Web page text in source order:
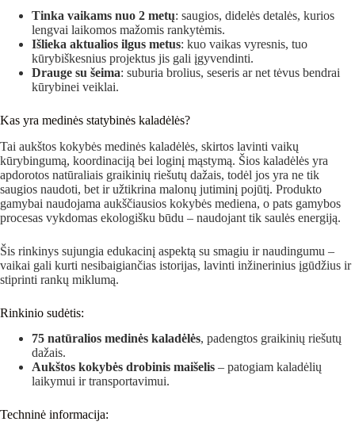
Tinka vaikams nuo 2 metų: saugios, didelės detalės, kurios
lengvai laikomos mažomis rankytėmis.
Išlieka aktualios ilgus metus: kuo vaikas vyresnis, tuo
kūrybiškesnius projektus jis gali įgyvendinti.
Drauge su šeima: suburia brolius, seseris ar net tėvus bendrai
kūrybinei veiklai.
Kas yra medinės statybinės kaladėlės?
Tai aukštos kokybės medinės kaladėlės, skirtos lavinti vaikų
kūrybingumą, koordinaciją bei loginį mąstymą. Šios kaladėlės yra
apdorotos natūraliais graikinių riešutų dažais, todėl jos yra ne tik
saugios naudoti, bet ir užtikrina malonų jutiminį pojūtį. Produkto
gamybai naudojama aukščiausios kokybės mediena, o pats gamybos
procesas vykdomas ekologišku būdu – naudojant tik saulės energiją.
Šis rinkinys sujungia edukacinį aspektą su smagiu ir naudingumu –
vaikai gali kurti nesibaigiančias istorijas, lavinti inžinerinius įgūdžius ir
stiprinti rankų miklumą.
Rinkinio sudėtis:
75 natūralios medinės kaladėlės, padengtos graikinių riešutų
dažais.
Aukštos kokybės drobinis maišelis – patogiam kaladėlių
laikymui ir transportavimui.
Techninė informacija: